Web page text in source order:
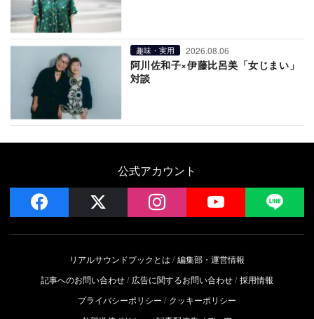
趣味・実用 2026.08.06
阿川佐和子×伊藤比呂美「女じまい」
対談
公式アカウント
facebook instagram YouTube
リアルサウンドブックとは
編集部・運営情報
記事へのお問い合わせ
広告に関するお問い合わせ 採用情報
プライバシーポリシー
クッキーポリシー